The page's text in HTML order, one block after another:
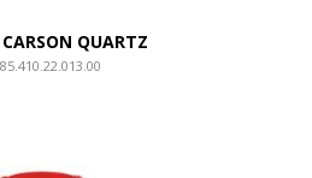
CARSON QUARTZ